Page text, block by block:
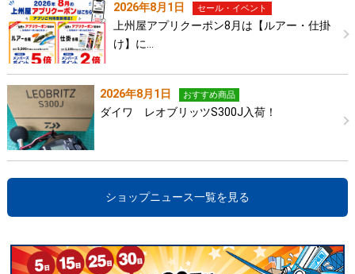
2026年8月1日 セール・イベント
上州屋アプリクーポン8月は【ルアー・仕掛
け】に…
2026年8月1日 おすすめ商品
ダイワ レオブリッツS300J入荷！
ショップニュース一覧を見る